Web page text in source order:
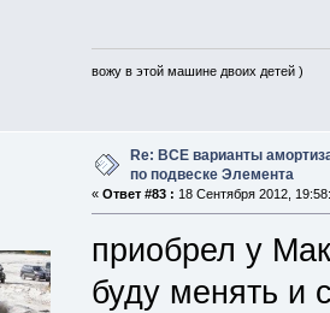
вожу в этой машине двоих детей )
Re: ВСЕ варианты
по подвеске Элемента
«Ответ #83 : 18 Сентября 2012,
приобрел у
буду менять и